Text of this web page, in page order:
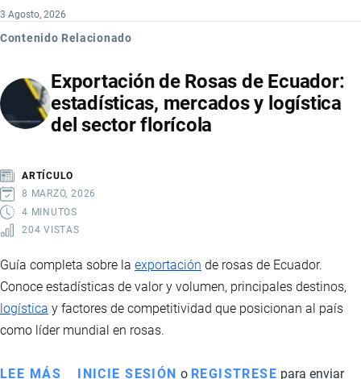
3 Agosto, 2026
Contenido Relacionado
Exportación de Rosas de Ecuador:
estadísticas, mercados y logística
del sector florícola
ARTÍCULO
8 MARZO, 2026
4 MINUTOS
204 VISTAS
Guía completa sobre la exportación de rosas de Ecuador.
Conoce estadísticas de valor y volumen, principales destinos,
logística y factores de competitividad que posicionan al país
como líder mundial en rosas.
LEE MÁS SOBRE
INICIE SESIÓN o REGISTRESE para enviar